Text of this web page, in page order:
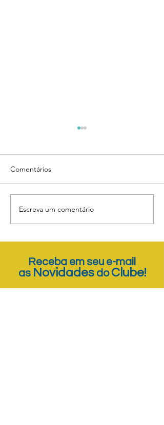
Comentários
Escreva um comentário
Receba em seu e-mail
as NovidadesdoClube!